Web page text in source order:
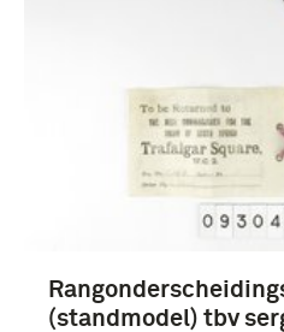
Zuid-Afrika (219)
(standmodel) tbv